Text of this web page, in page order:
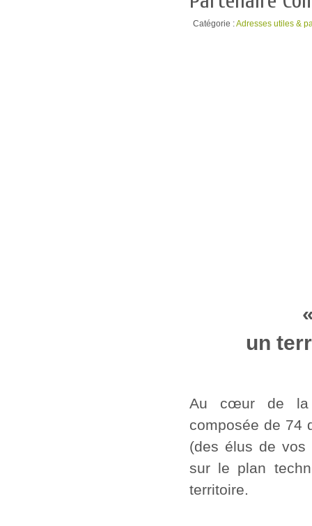
Catégorie :Adresses utiles &
un
Au cœur de la
composée de 74
(des élus de vos
sur le plan
territoire.